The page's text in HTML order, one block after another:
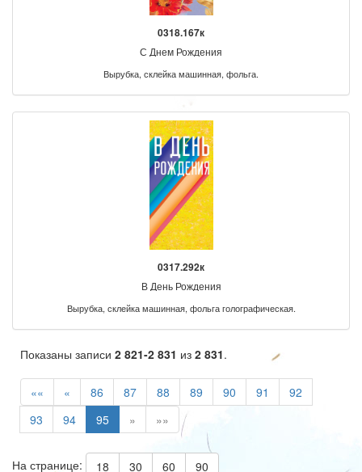
0318.167к
С Днем Рождения
Вырубка, склейка машинная, фольга.
0317.292к
В День Рождения
Вырубка, склейка машинная, фольга голографическая.
Показаны записи 2 821-2 831 из 2 831.
«« « 86 87 88 89 90 91
92
93
94 95 » »»
На странице: 18 30 60 90